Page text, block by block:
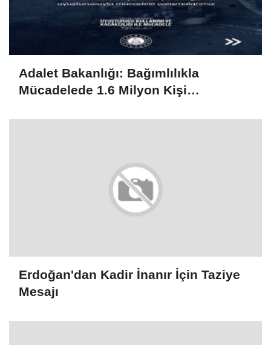
Adalet Bakanlığı: Bağımlılıkla
Mücadelede 1.6 Milyon Kişi
Erdoğan'dan Kadir İnanır İçin Taziye
Mesajı